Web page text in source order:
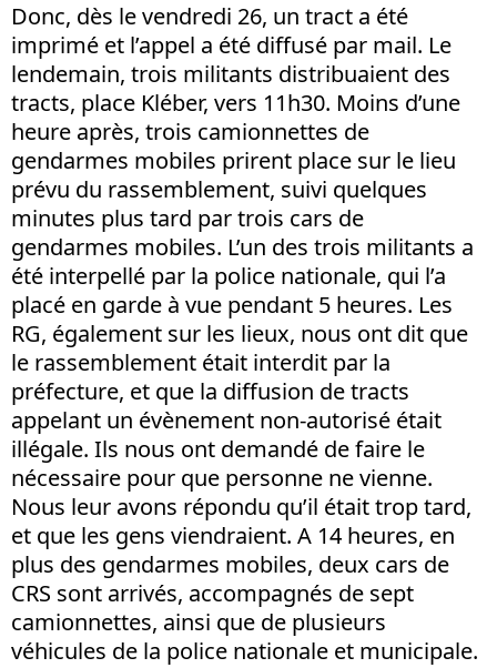
Donc, dès le vendredi 26, un tract a été
imprimé et l’appel a été diffusé par mail. Le
lendemain, trois militants distribuaient des
tracts, place Kléber, vers 11h30. Moins d’une
heure après, trois camionnettes de
gendarmes mobiles prirent place sur le lieu
prévu du rassemblement, suivi quelques
minutes plus tard par trois cars de
gendarmes mobiles. L’un des trois militants a
été interpellé par la police nationale, qui l’a
placé en garde à vue pendant 5 heures. Les
RG, également sur les lieux, nous ont dit que
le rassemblement était interdit par la
préfecture, et que la diffusion de tracts
appelant un évènement non-autorisé était
illégale. Ils nous ont demandé de faire le
nécessaire pour que personne ne vienne.
Nous leur avons répondu qu’il était trop tard,
et que les gens viendraient. A 14 heures, en
plus des gendarmes mobiles, deux cars de
CRS sont arrivés, accompagnés de sept
camionnettes, ainsi que de plusieurs
véhicules de la police nationale et municipale.